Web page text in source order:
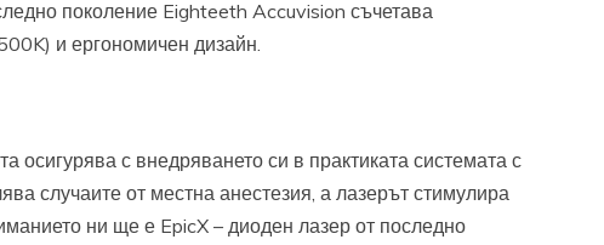
поколение Eighteeth Accuvision съчетава
и ергономичен дизайн.
с внедряването си в практиката системата с
случаите от местна анестезия, а лазерът стимулира
ни ще е EpicX – диоден лазер от последно